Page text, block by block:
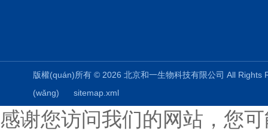
版權(quán)所有 © 2026 北京和一生物科技有限公司 All
(wǎng)
sitemap.xml
感谢您访问我们的网站，您